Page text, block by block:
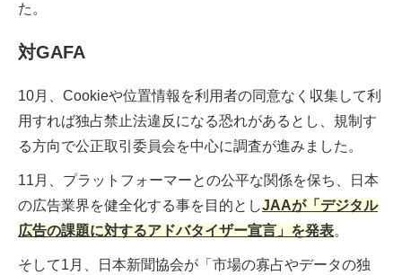
た。
対GAFA
10月、Cookieや位置情報を利用者の同意なく収集して利
用すれば独占禁止法違反になる恐れがあるとし、規制す
る方向で公正取引委員会を中心に調査が進みました。
11月、プラットフォーマーとの公平な関係を保ち、日本
の広告業界を健全化する事を目的としJAAが「デジタル
広告の課題に対するアドバタイザー宣言」を発表。
そして1月、日本新聞協会が「市場の寡占やデータの独